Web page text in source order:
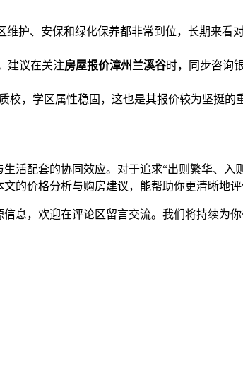
护、安保和绿化保养都非常到位，长期来看
建议在关注房屋报价漳州兰溪谷时，同步咨询
，学区属性稳固，这也是其报价较为坚挺的
活配套的协同效应。对于追求“出则繁华、
的价格分析与购房建议，能帮助你更清晰地评
息，欢迎在评论区留言交流。我们将持续为你